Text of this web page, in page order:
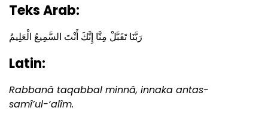
Teks Arab:
رَبَّنَا تَقَبَّلْ مِنَّا إِنَّكَ أَنْتَ السَّمِيعُ الْعَلِيمُ
Latin:
Rabbanâ taqabbal minnâ, innaka antas-
samî’ul-‘alîm.